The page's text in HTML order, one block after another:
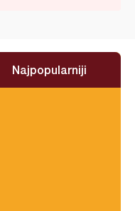
Najpopularniji